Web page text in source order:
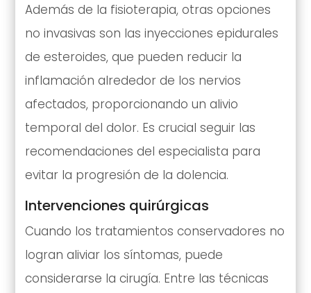
Además de la fisioterapia, otras opciones
no invasivas son las inyecciones epidurales
de esteroides, que pueden reducir la
inflamación alrededor de los nervios
afectados, proporcionando un alivio
temporal del dolor. Es crucial seguir las
recomendaciones del especialista para
evitar la progresión de la dolencia.
Intervenciones quirúrgicas
Cuando los tratamientos conservadores no
logran aliviar los síntomas, puede
considerarse la cirugía. Entre las técnicas